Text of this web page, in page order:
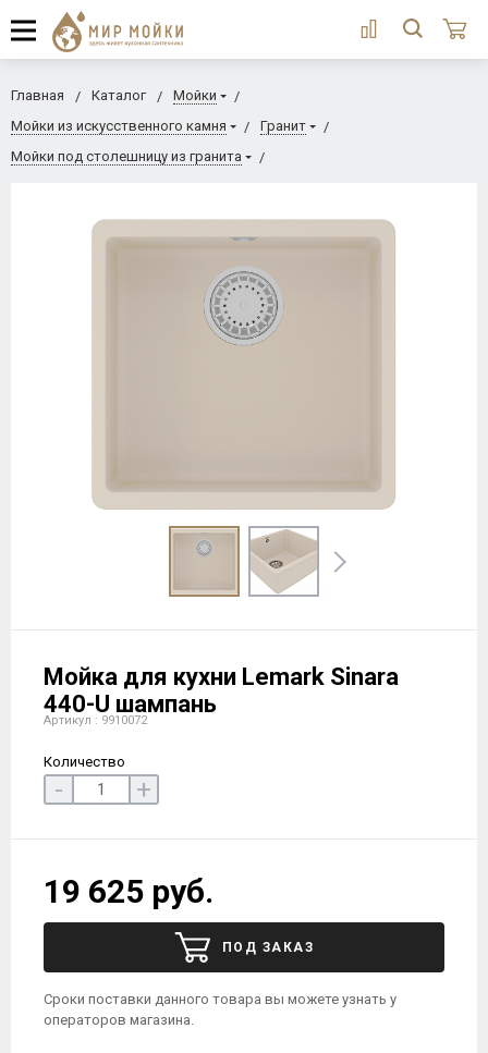
Главная Каталог
Мойки
Мойки из искусственного камня
Гранит
Мойки под столешницу из гранита
Мойка для кухни Lemark Sinara
440-U шампань
Артикул : 9910072
Количество
- +
19 625 руб.
ПОД ЗАКАЗ
Сроки поставки данного товара вы можете узнать у
операторов магазина.